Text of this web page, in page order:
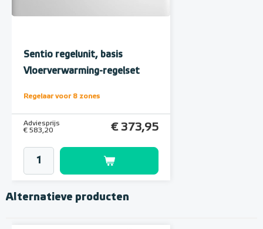
Sentio regelunit, basis
Vloerverwarming-regelset
Regelaar voor 8 zones
Adviesprijs
€ 583,20
€ 373,95
Alternatieve producten